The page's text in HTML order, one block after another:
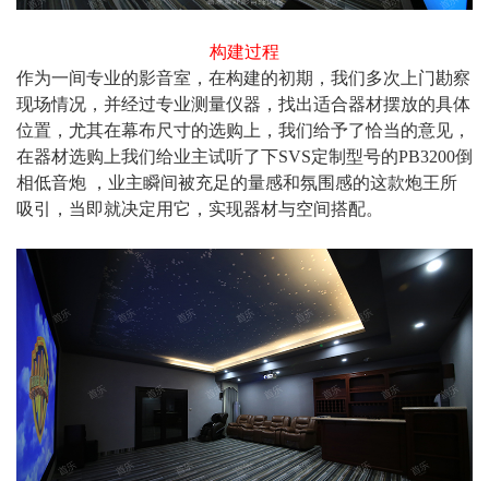
构建过程
作为一间专业的影音室，在构建的初期，我们多次上门勘察
现场情况，并经过专业测量仪器，找出适合器材摆放的具体
位置，尤其在幕布尺寸的选购上，我们给予了恰当的意见，
在器材选购上我们给业主试听了下SVS定制型号的PB3200倒
相低音炮 ，业主瞬间被充足的量感和氛围感的这款炮王所
吸引，当即就决定用它，实现器材与空间搭配。